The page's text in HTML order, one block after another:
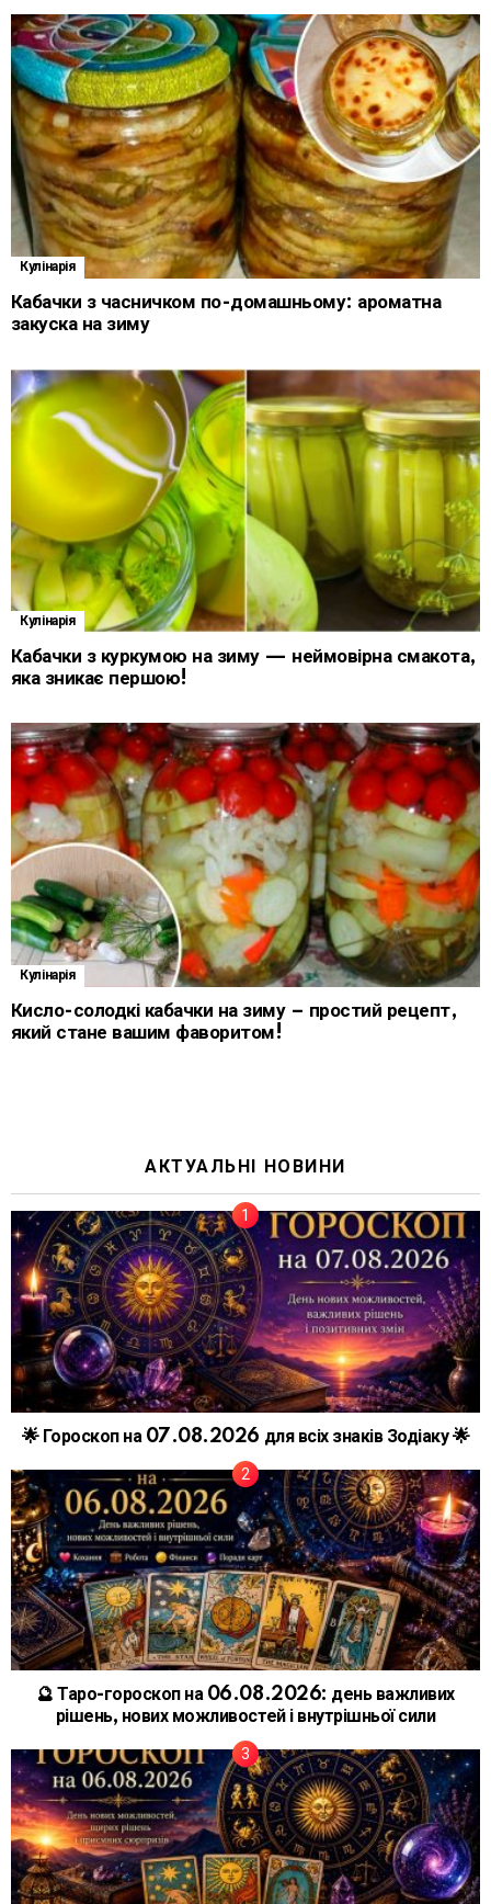
Кулінарія
Кабачки з часничком по-домашньому: ароматна
закуска на зиму
Кулінарія
Кабачки з куркумою на зиму — неймовірна смакота,
яка зникає першою!
Кулінарія
Кисло-солодкі кабачки на зиму – простий рецепт,
який стане вашим фаворитом!
АКТУАЛЬНІ НОВИНИ
🌟 Гороскоп на 07.08.2026 для всіх знаків Зодіаку 🌟
🔮 Таро-гороскоп на 06.08.2026: день важливих
рішень, нових можливостей і внутрішньої сили